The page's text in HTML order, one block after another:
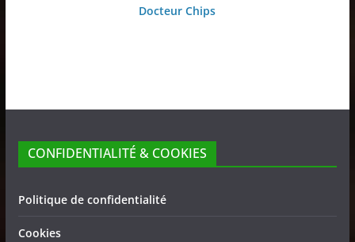
Docteur Chips
CONFIDENTIALITÉ & COOKIES
Politique de confidentialité
Cookies